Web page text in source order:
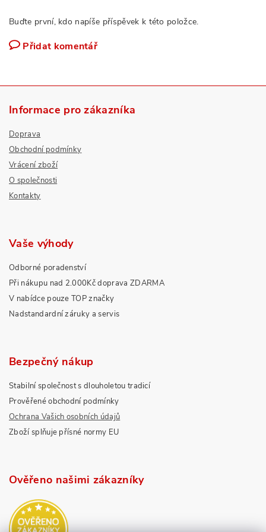
Buďte první, kdo napíše příspěvek k této položce.
Přidat komentář
Informace pro zákazníka
Doprava
Obchodní podmínky
Vrácení zboží
O společnosti
Kontakty
Vaše výhody
Odborné poradenství
Při nákupu nad 2.000Kč doprava ZDARMA
V nabídce pouze TOP značky
Nadstandardní záruky a servis
Bezpečný nákup
Stabilní společnost s dlouholetou tradicí
Prověřené obchodní podmínky
Ochrana Vašich osobních údajů
Zboží splňuje přísné normy EU
Ověřeno našimi zákazníky